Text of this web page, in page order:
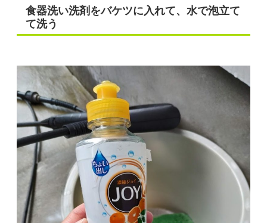
食器洗い洗剤をバケツに入れて、水で泡立て
て洗う